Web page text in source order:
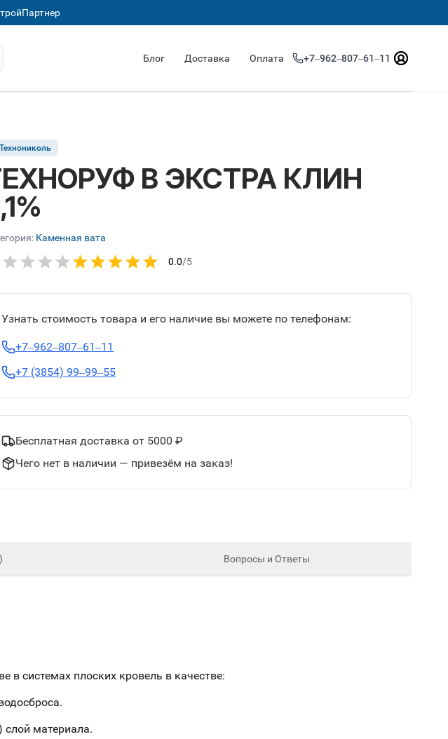
Блог Доставка Оплата +7‒962‒807‒61‒11
Технониколь
В ЭКСТРА КЛИН
Каменная вата
0.0/5
Узнать стоимость товара и его наличие вы можете по телефонам:
+7‒962‒807‒61‒11
+7 (3854) 99‒99‒55
Бесплатная доставка от 5000 ₽
Чего нет в наличии — привезём на заказ!
Вопросы и Ответы
системах плоских кровель в качестве:
слой материала.